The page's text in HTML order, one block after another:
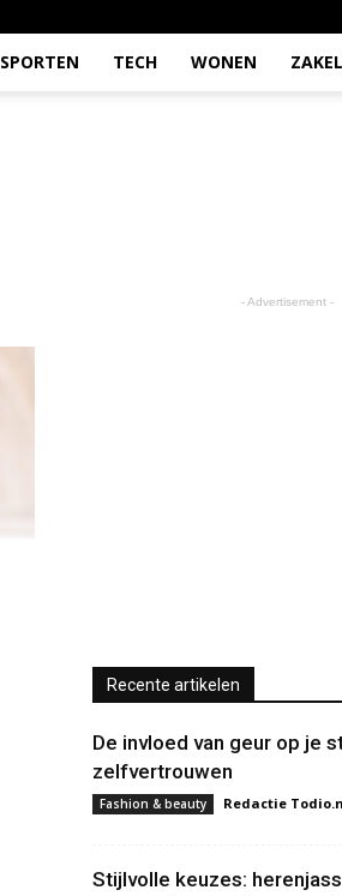
SPORTEN TECH WONEN
- Advertisement -
Recente artikelen
De invloed van geur op je
zelfvertrouwen
Fashion & beauty Redactie
Stijlvolle keuzes: